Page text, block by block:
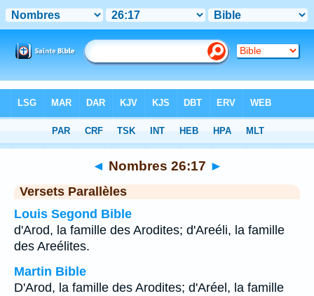
Chapitre 26> Verset 17
◄ Nombres 26:17 ►
Versets Parallèles
Louis Segond Bible
d'Arod, la famille des Arodites; d'Areéli, la famille
des Areélites.
Martin Bible
D'Arod, la famille des Arodites; d'Aréel, la famille